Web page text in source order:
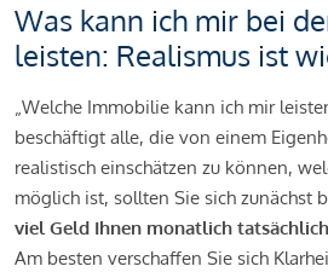
Was kann ich mir bei
leisten: Realismus ist
„Welche Immobilie kann ich mir
beschäftigt alle, die von einem
realistisch einschätzen zu können,
möglich ist, sollten Sie sich zunächst
viel Geld Ihnen monatlich
Am besten verschaffen Sie sich